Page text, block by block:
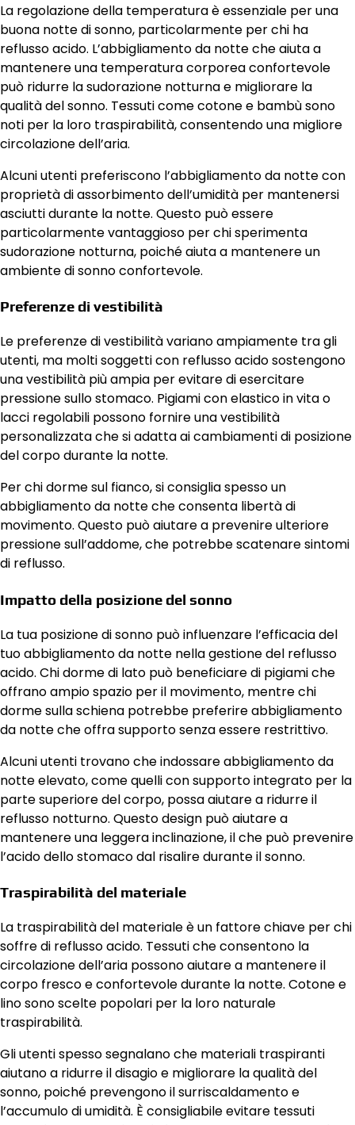
La regolazione della temperatura è essenziale per una
buona notte di sonno, particolarmente per chi ha
reflusso acido. L’abbigliamento da notte che aiuta a
mantenere una temperatura corporea confortevole
può ridurre la sudorazione notturna e migliorare la
qualità del sonno. Tessuti come cotone e bambù sono
noti per la loro traspirabilità, consentendo una migliore
circolazione dell’aria.
Alcuni utenti preferiscono l’abbigliamento da notte con
proprietà di assorbimento dell’umidità per mantenersi
asciutti durante la notte. Questo può essere
particolarmente vantaggioso per chi sperimenta
sudorazione notturna, poiché aiuta a mantenere un
ambiente di sonno confortevole.
Preferenze di vestibilità
Le preferenze di vestibilità variano ampiamente tra gli
utenti, ma molti soggetti con reflusso acido sostengono
una vestibilità più ampia per evitare di esercitare
pressione sullo stomaco. Pigiami con elastico in vita o
lacci regolabili possono fornire una vestibilità
personalizzata che si adatta ai cambiamenti di posizione
del corpo durante la notte.
Per chi dorme sul fianco, si consiglia spesso un
abbigliamento da notte che consenta libertà di
movimento. Questo può aiutare a prevenire ulteriore
pressione sull’addome, che potrebbe scatenare sintomi
di reflusso.
Impatto della posizione del sonno
La tua posizione di sonno può influenzare l’efficacia del
tuo abbigliamento da notte nella gestione del reflusso
acido. Chi dorme di lato può beneficiare di pigiami che
offrano ampio spazio per il movimento, mentre chi
dorme sulla schiena potrebbe preferire abbigliamento
da notte che offra supporto senza essere restrittivo.
Alcuni utenti trovano che indossare abbigliamento da
notte elevato, come quelli con supporto integrato per la
parte superiore del corpo, possa aiutare a ridurre il
reflusso notturno. Questo design può aiutare a
mantenere una leggera inclinazione, il che può prevenire
l’acido dello stomaco dal risalire durante il sonno.
Traspirabilità del materiale
La traspirabilità del materiale è un fattore chiave per chi
soffre di reflusso acido. Tessuti che consentono la
circolazione dell’aria possono aiutare a mantenere il
corpo fresco e confortevole durante la notte. Cotone e
lino sono scelte popolari per la loro naturale
traspirabilità.
Gli utenti spesso segnalano che materiali traspiranti
aiutano a ridurre il disagio e migliorare la qualità del
sonno, poiché prevengono il surriscaldamento e
l’accumulo di umidità. È consigliabile evitare tessuti